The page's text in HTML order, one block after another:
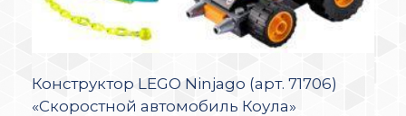
Конструктор LEGO Ninjago (арт. 71706)
«Скоростной автомобиль Коула»